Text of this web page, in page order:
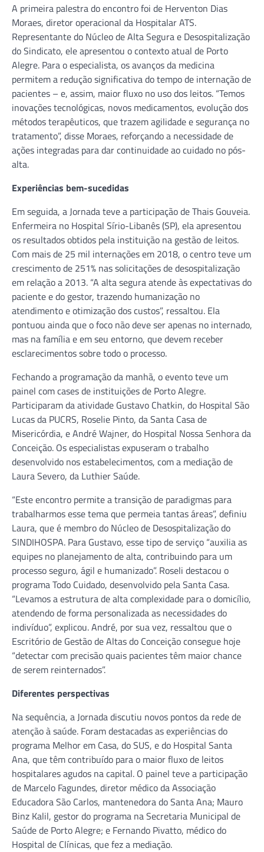
A primeira palestra do encontro foi de Herventon Dias
Moraes, diretor operacional da Hospitalar ATS.
Representante do Núcleo de Alta Segura e Desospitalização
do Sindicato, ele apresentou o contexto atual de Porto
Alegre. Para o especialista, os avanços da medicina
permitem a redução significativa do tempo de internação de
pacientes – e, assim, maior fluxo no uso dos leitos. “Temos
inovações tecnológicas, novos medicamentos, evolução dos
métodos terapêuticos, que trazem agilidade e segurança no
tratamento”, disse Moraes, reforçando a necessidade de
ações integradas para dar continuidade ao cuidado no pós-
alta.
Experiências bem-sucedidas
Em seguida, a Jornada teve a participação de Thais Gouveia.
Enfermeira no Hospital Sírio-Libanês (SP), ela apresentou
os resultados obtidos pela instituição na gestão de leitos.
Com mais de 25 mil internações em 2018, o centro teve um
crescimento de 251% nas solicitações de desospitalização
em relação a 2013. “A alta segura atende às expectativas do
paciente e do gestor, trazendo humanização no
atendimento e otimização dos custos”, ressaltou. Ela
pontuou ainda que o foco não deve ser apenas no internado,
mas na família e em seu entorno, que devem receber
esclarecimentos sobre todo o processo.
Fechando a programação da manhã, o evento teve um
painel com cases de instituições de Porto Alegre.
Participaram da atividade Gustavo Chatkin, do Hospital São
Lucas da PUCRS, Roselie Pinto, da Santa Casa de
Misericórdia, e André Wajner, do Hospital Nossa Senhora da
Conceição. Os especialistas expuseram o trabalho
desenvolvido nos estabelecimentos, com a mediação de
Laura Severo, da Luthier Saúde.
“Este encontro permite a transição de paradigmas para
trabalharmos esse tema que permeia tantas áreas”, definiu
Laura, que é membro do Núcleo de Desospitalização do
SINDIHOSPA. Para Gustavo, esse tipo de serviço “auxilia as
equipes no planejamento de alta, contribuindo para um
processo seguro, ágil e humanizado”. Roseli destacou o
programa Todo Cuidado, desenvolvido pela Santa Casa.
“Levamos a estrutura de alta complexidade para o domicílio,
atendendo de forma personalizada as necessidades do
indivíduo”, explicou. André, por sua vez, ressaltou que o
Escritório de Gestão de Altas do Conceição consegue hoje
“detectar com precisão quais pacientes têm maior chance
de serem reinternados”.
Diferentes perspectivas
Na sequência, a Jornada discutiu novos pontos da rede de
atenção à saúde. Foram destacadas as experiências do
programa Melhor em Casa, do SUS, e do Hospital Santa
Ana, que têm contribuído para o maior fluxo de leitos
hospitalares agudos na capital. O painel teve a participação
de Marcelo Fagundes, diretor médico da Associação
Educadora São Carlos, mantenedora do Santa Ana; Mauro
Binz Kalil, gestor do programa na Secretaria Municipal de
Saúde de Porto Alegre; e Fernando Pivatto, médico do
Hospital de Clínicas, que fez a mediação.